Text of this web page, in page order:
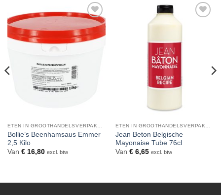
Toevoegen
aan
verlanglijst
Bollie’s Beenhamsaus Emmer
2,5 Kilo
Van €16,80 excl. btw
Toevoegen
Jean Beton Belgische
Mayonaise Tube 76cl
Van €6,65 excl. btw